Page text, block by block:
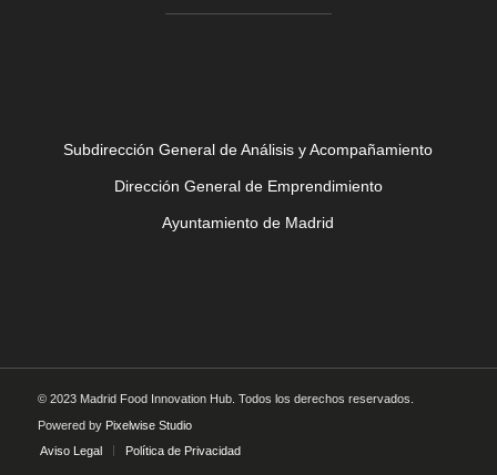
Subdirección General de Análisis y Acompañamiento
Dirección General de Emprendimiento
Ayuntamiento de Madrid
© 2023 Madrid Food Innovation Hub. Todos los derechos reservados.
Powered by Pixelwise Studio
Aviso Legal
Política de Privacidad